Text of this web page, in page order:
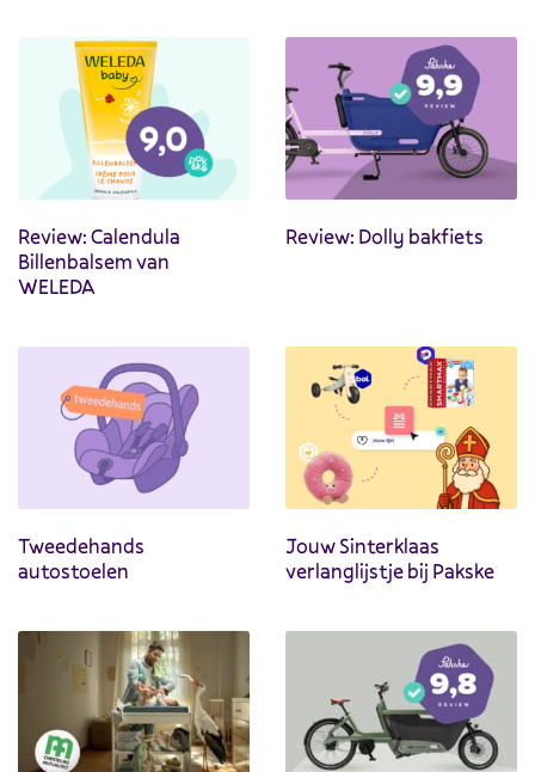
Review: Calendula
Billenbalsem van
WELEDA
Review: Dolly bakfiets
Tweedehands
autostoelen
Jouw Sinterklaas
verlanglijstje bij Pakske